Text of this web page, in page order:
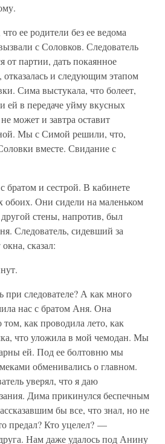
ее родители без ее ведома
с Соловков. Следователь
от партии, дать покаянное
и следующим этапом
Сима выстукала, что болеет,
ей в передаче уйму вкусных
может и завтра оставит
Мы с Симой решили, что,
вместе. Свидание с
братом и сестрой. В кабинете
обоих. Они сидели на маленьком
стены, напротив, был
Следователь, сидевший за
сказал:
следователе? А как много
нас с братом Аня. Она
том, как проводила лето, как
что уложила в мой чемодан. Мы
ей. Под ее болтовню мы
обменивались о главном.
уверял, что я даю
Дима прикинулся беспечным
бы все, что знал, но не
предал? Кто уцелел? —
Нам даже удалось под Анину